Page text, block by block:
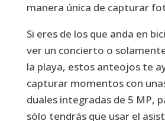
manera única de capturar
Si eres de los que anda en
ver un concierto o
la playa, estos anteojos te
capturar momentos con
duales integradas de 5 MP,
sólo tendrás que usar el